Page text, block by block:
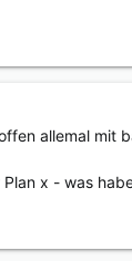
allemal mit
x - was